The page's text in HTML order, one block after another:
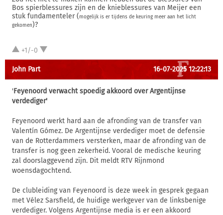
Bos spierblessures zijn en de knieblessures van Meijer een
stuk fundamenteler (mogelijk is er tijdens de keuring meer aan het licht
gekomen)?
+1/-0
John Part 16-07-2025 12:22:13
'Feyenoord verwacht spoedig akkoord over Argentijnse
verdediger'
Feyenoord werkt hard aan de afronding van de transfer van
Valentín Gómez. De Argentijnse verdediger moet de defensie
van de Rotterdammers versterken, maar de afronding van de
transfer is nog geen zekerheid. Vooral de medische keuring
zal doorslaggevend zijn. Dit meldt RTV Rijnmond
woensdagochtend.
De clubleiding van Feyenoord is deze week in gesprek gegaan
met Vélez Sarsfield, de huidige werkgever van de linksbenige
verdediger. Volgens Argentijnse media is er een akkoord